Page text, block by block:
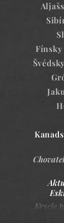
Krycie